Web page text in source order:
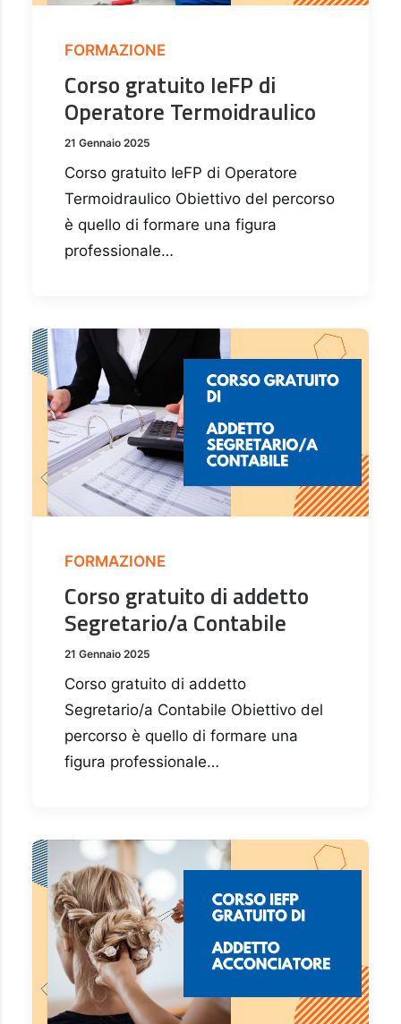
FORMAZIONE
Corso gratuito IeFP di
Operatore Termoidraulico
21 Gennaio 2025
Corso gratuito IeFP di Operatore
Termoidraulico Obiettivo del percorso
è quello di formare una figura
professionale…
FORMAZIONE
Corso gratuito di addetto
Segretario/a Contabile
21 Gennaio 2025
Corso gratuito di addetto
Segretario/a Contabile Obiettivo del
percorso è quello di formare una
figura professionale…